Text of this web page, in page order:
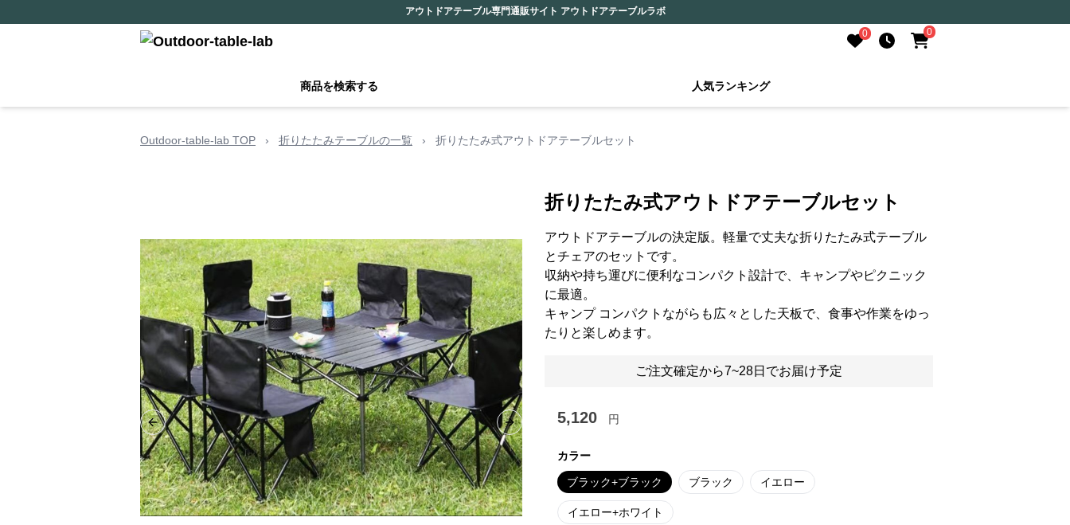
アウトドアテーブル専門通販サイト アウトドアテーブルラボ
0
0
商品を検索する 人気ランキング
Outdoor-table-lab TOP › 折りたたみテーブルの一覧 › 折りたたみ式アウトドアテーブルセット
Previous slide Next slide
折りたたみ式アウトドアテーブルセット
アウトドアテーブルの決定版。軽量で丈夫な折りたたみ式テーブル
とチェアのセットです。
収納や持ち運びに便利なコンパクト設計で、キャンプやピクニック
に最適。
キャンプ コンパクトながらも広々とした天板で、食事や作業をゆっ
たりと楽しめます。
ご注文確定から7~28日でお届け予定
5,120 円
カラー
ブラック+ブラック ブラック イエロー
イエロー+ホワイト